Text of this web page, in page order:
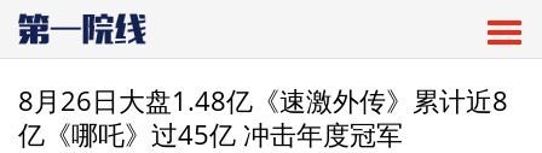
8月26日大盘1.48亿《速激外传》累计近8
亿《哪吒》过45亿 冲击年度冠军